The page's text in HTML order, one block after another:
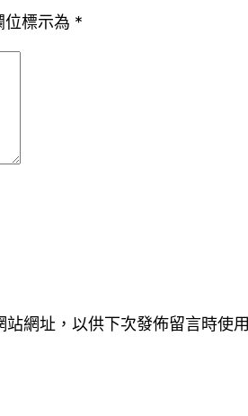
位標示為 *
網址，以供下次發佈留言時使用